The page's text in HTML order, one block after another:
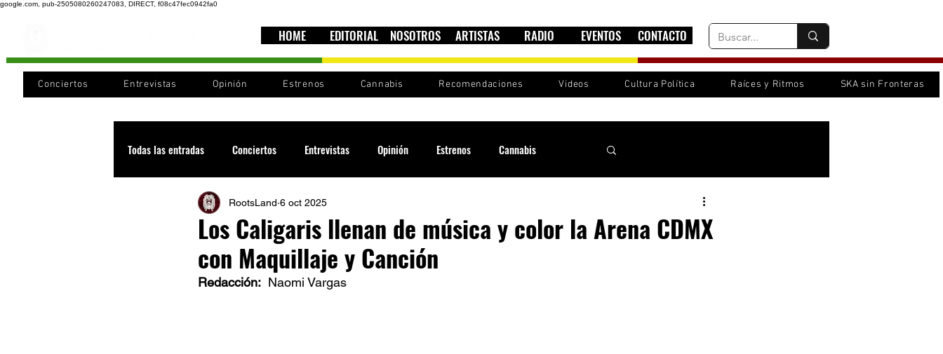
google.com, pub-2505080260247083, DIRECT, f08c47fec0942fa0
HOME EDITORIAL NOSOTROS ARTISTAS RADIO EVENTOS CONTACTO
Conciertos Entrevistas Opinión Estrenos Cannabis Recomendaciones Videos Cultura Política Raíces y Ritmos SKA sin Fronteras
Todas las entradas Conciertos Entrevistas Opinión Estrenos Cannabis
Recomendaciones Videos Cultura política
Cultura Cobertura Sound System Festivales
Los Caligaris llenan de música y color la Arena CDMX
con Maquillaje y Canción
RootsLand 6 oct 2025
Redacción: Naomi Vargas